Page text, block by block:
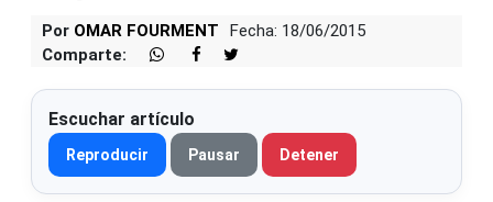
Por OMAR FOURMENT
Fecha: 18/06/2015
Comparte:
Escuchar artículo
Reproducir Pausar Detener